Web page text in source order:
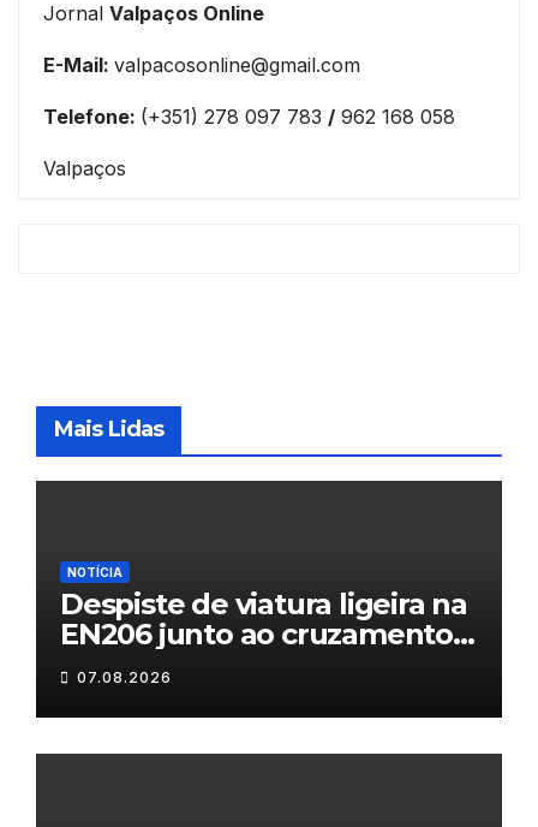
Jornal Valpaços Online
E-Mail: valpacosonline@gmail.com
Telefone: (+351) 278 097 783 / 962 168 058
Valpaços
Mais Lidas
NOTÍCIA
Despiste de viatura ligeira na
EN206 junto ao cruzamento
Fornos do Pinhal
07.08.2026